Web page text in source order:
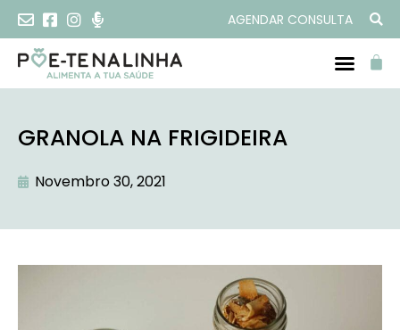
AGENDAR CONSULTA
GRANOLA NA FRIGIDEIRA
Novembro 30, 2021